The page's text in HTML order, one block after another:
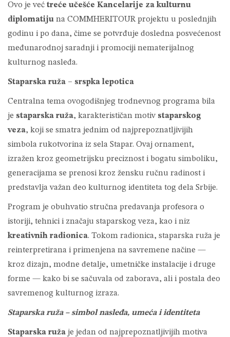
Ovo je već treće učešće Kancelarije za kulturnu
diplomatiju na COMMHERITOUR projektu u poslednjih
godinu i po dana, čime se potvrđuje dosledna posvećenost
međunarodnoj saradnji i promociji nematerijalnog
kulturnog nasleđa.
Staparska ruža – srspka lepotica
Centralna tema ovogodišnjeg trodnevnog programa bila
je staparska ruža, karakterističan motiv staparskog
veza, koji se smatra jednim od najprepoznatljivijih
simbola rukotvorina iz sela Stapar. Ovaj ornament,
izražen kroz geometrijsku preciznost i bogatu simboliku,
generacijama se prenosi kroz žensku ručnu radinost i
predstavlja važan deo kulturnog identiteta tog dela Srbije.
Program je obuhvatio stručna predavanja profesora o
istoriji, tehnici i značaju staparskog veza, kao i niz
kreativnih radionica. Tokom radionica, staparska ruža je
reinterpretirana i primenjena na savremene načine —
kroz dizajn, modne detalje, umetničke instalacije i druge
forme — kako bi se sačuvala od zaborava, ali i postala deo
savremenog kulturnog izraza.
Staparska ruža – simbol nasleđa, umeća i identiteta
Staparska ruža je jedan od najprepoznatljivijih motiva